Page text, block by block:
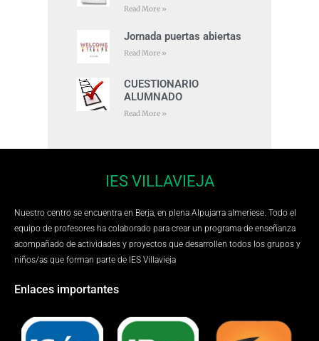
Read More »
Jornada puertas abiertas
Read More »
CUESTIONARIO
ALUMNADO
Read More »
IES VILLAVIEJA
Nuestro centro se encuentra en Berja, en plena Alpujarra almeriese. Todo el
equipo de profesores ha colaborado para crear un programa de enseñanza
acompañado de actividades y proyectos que desarrollen todos los grupos y
niños/as que forman parte de IES Villavieja
Enlaces importantes